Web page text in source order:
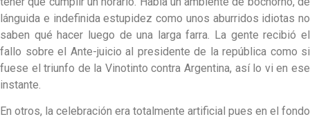
lánguida e indefinida estupidez como unos aburridos idiotas no
saben qué hacer luego de una larga farra. La gente recibió el
fallo sobre el Ante-juicio al presidente de la república como si
fuese el triunfo de la Vinotinto contra Argentina, así lo vi en ese
instante.
En otros, la celebración era totalmente artificial pues en el fondo